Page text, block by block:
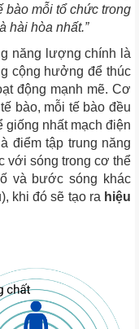
bào mỗi tổ chức trong
hài hòa nhất.”
năng lượng chính là
cộng hưởng để thúc
động mạnh mẽ. Cơ
bào, mỗi tế bào đều
nhất mạch điện
điểm tập trung năng
với sóng trong cơ thể
và bước sóng khác
khi đó sẽ tạo ra hiệu